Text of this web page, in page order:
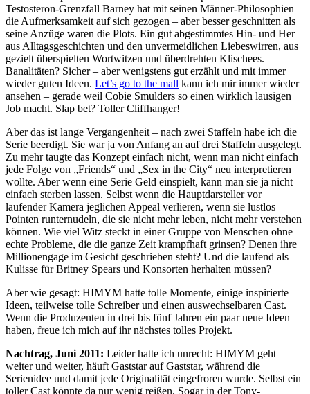
Testosteron-Grenzfall Barney hat mit seinen Männer-Philosophien
die Aufmerksamkeit auf sich gezogen – aber besser geschnitten als
seine Anzüge waren die Plots. Ein gut abgestimmtes Hin- und Her
aus Alltagsgeschichten und den unvermeidlichen Liebeswirren, aus
gezielt überspielten Wortwitzen und überdrehten Klischees.
Banalitäten? Sicher – aber wenigstens gut erzählt und mit immer
wieder guten Ideen. Let’s go to the mall kann ich mir immer wieder
ansehen – gerade weil Cobie Smulders so einen wirklich lausigen
Job macht. Slap bet? Toller Cliffhanger!
Aber das ist lange Vergangenheit – nach zwei Staffeln habe ich die
Serie beerdigt. Sie war ja von Anfang an auf drei Staffeln ausgelegt.
Zu mehr taugte das Konzept einfach nicht, wenn man nicht einfach
jede Folge von „Friends“ und „Sex in the City“ neu interpretieren
wollte. Aber wenn eine Serie Geld einspielt, kann man sie ja nicht
einfach sterben lassen. Selbst wenn die Hauptdarsteller vor
laufender Kamera jeglichen Appeal verlieren, wenn sie lustlos
Pointen runternudeln, die sie nicht mehr leben, nicht mehr verstehen
können. Wie viel Witz steckt in einer Gruppe von Menschen ohne
echte Probleme, die die ganze Zeit krampfhaft grinsen? Denen ihre
Millionengage im Gesicht geschrieben steht? Und die laufend als
Kulisse für Britney Spears und Konsorten herhalten müssen?
Aber wie gesagt: HIMYM hatte tolle Momente, einige inspirierte
Ideen, teilweise tolle Schreiber und einen auswechselbaren Cast.
Wenn die Produzenten in drei bis fünf Jahren ein paar neue Ideen
haben, freue ich mich auf ihr nächstes tolles Projekt.
Nachtrag, Juni 2011: Leider hatte ich unrecht: HIMYM geht
weiter und weiter, häuft Gaststar auf Gaststar, während die
Serienidee und damit jede Originalität eingefroren wurde. Selbst ein
toller Cast könnte da nur wenig reißen. Sogar in der Tony-